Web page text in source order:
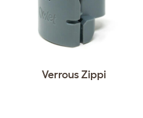
Verrous Zippi